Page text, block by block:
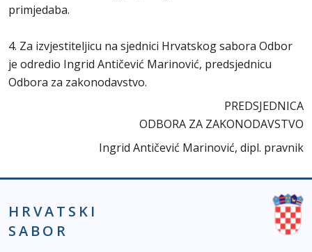
primjedaba.
4. Za izvjestiteljicu na sjednici Hrvatskog sabora Odbor
je odredio Ingrid Antičević Marinović, predsjednicu
Odbora za zakonodavstvo.
PREDSJEDNICA
ODBORA ZA ZAKONODAVSTVO
Ingrid Antičević Marinović, dipl. pravnik
HRVATSKI
SABOR